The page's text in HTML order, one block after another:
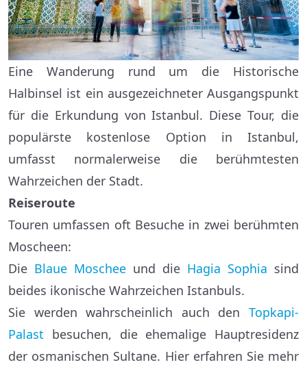
Eine Wanderung rund um die Historische
Halbinsel ist ein ausgezeichneter Ausgangspunkt
für die Erkundung von Istanbul. Diese Tour, die
populärste kostenlose Option in Istanbul,
umfasst normalerweise die berühmtesten
Wahrzeichen der Stadt.
Reiseroute
Touren umfassen oft Besuche in zwei berühmten
Moscheen:
Die Blaue Moschee und die Hagia Sophia sind
beides ikonische Wahrzeichen Istanbuls.
Sie werden wahrscheinlich auch den Topkapi-
Palast besuchen, die ehemalige Hauptresidenz
der osmanischen Sultane. Hier erfahren Sie mehr